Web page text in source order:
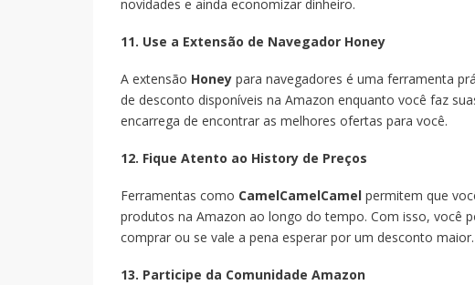
novidades e ainda economizar dinheiro.
11. Use a Extensão de Navegador Honey
A extensão Honey para navegadores é uma ferramenta
de desconto disponíveis na Amazon enquanto você faz
encarrega de encontrar as melhores ofertas para você.
12. Fique Atento ao History de Preços
Ferramentas como CamelCamelCamel permitem que
produtos na Amazon ao longo do tempo. Com isso, você
comprar ou se vale a pena esperar por um desconto maior.
13. Participe da Comunidade Amazon